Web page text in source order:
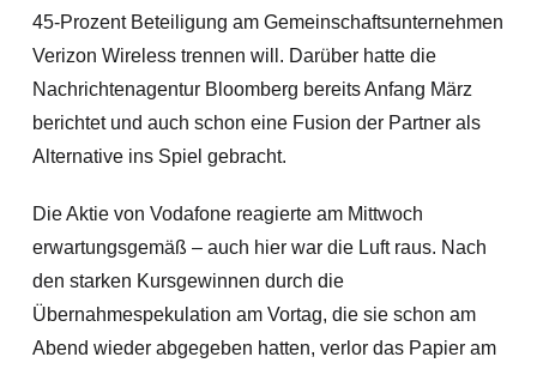
45-Prozent Beteiligung am Gemeinschaftsunternehmen
Verizon Wireless trennen will. Darüber hatte die
Nachrichtenagentur Bloomberg bereits Anfang März
berichtet und auch schon eine Fusion der Partner als
Alternative ins Spiel gebracht.
Die Aktie von Vodafone reagierte am Mittwoch
erwartungsgemäß – auch hier war die Luft raus. Nach
den starken Kursgewinnen durch die
Übernahmespekulation am Vortag, die sie schon am
Abend wieder abgegeben hatten, verlor das Papier am